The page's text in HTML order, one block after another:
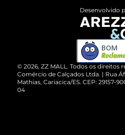
ZZ MALL é confiável
Cartão Presente
Vendas Corporativas
Devolução do Produto
Compre pelo WhatsApp
© 2026, ZZ MALL. Todos os direitos
Comércio de Calçados Ltda. | Rua
Mathias, Cariacica/ES. CEP: 29157-
04
Desenvolvido
BOM